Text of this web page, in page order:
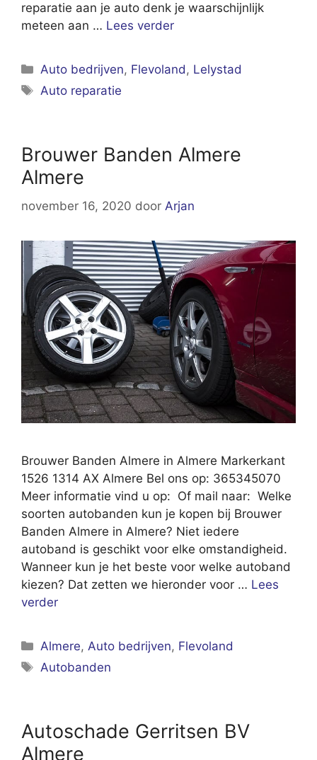
reparatie aan je auto denk je waarschijnlijk
meteen aan … Lees verder
Categorieën
Auto bedrijven, Flevoland, Lelystad
Tags
Auto reparatie
Brouwer Banden Almere
Almere
november 16, 2020 door Arjan
Brouwer Banden Almere in Almere Markerkant
1526 1314 AX Almere Bel ons op: 365345070
Meer informatie vind u op: Of mail naar: Welke
soorten autobanden kun je kopen bij Brouwer
Banden Almere in Almere? Niet iedere
autoband is geschikt voor elke omstandigheid.
Wanneer kun je het beste voor welke autoband
kiezen? Dat zetten we hieronder voor … Lees
verder
Categorieën
Almere, Auto bedrijven, Flevoland
Tags
Autobanden
Autoschade Gerritsen BV
Almere